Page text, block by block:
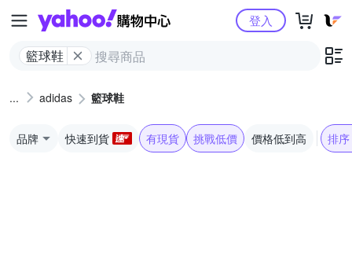
Yahoo購物中心
籃球鞋
登入
adidas 籃球鞋
品牌 快速到貨 有現貨 挑戰低價 價格低到高 排序